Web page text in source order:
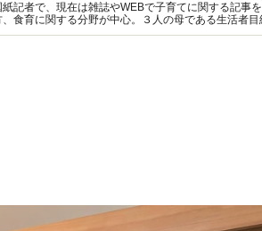
記者で、現在は雑誌やWEBで子育てに関する記事
食育に関する分野が中心。３人の母である生活者
昆虫好き